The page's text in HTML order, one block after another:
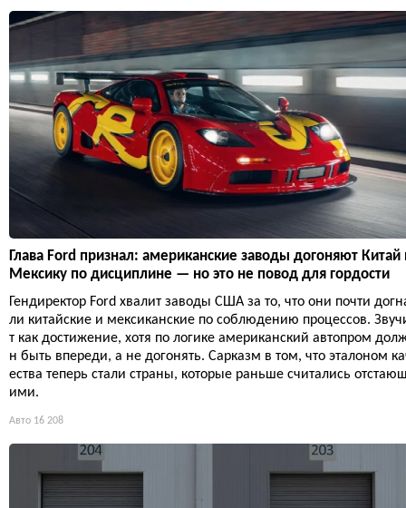
Глава Ford признал: американские заводы догоняют Китай
Мексику по дисциплине — но это не повод для гордости
Гендиректор Ford хвалит заводы США за то, что они почти
ли китайские и мексиканские по соблюдению процессов.
т как достижение, хотя по логике американский автопром
н быть впереди, а не догонять. Сарказм в том, что эталоном
ества теперь стали страны, которые раньше считались
ими.
Авто 16 208